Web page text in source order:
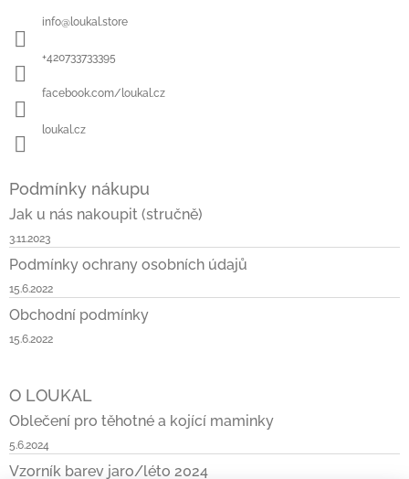
info@loukal.store
+420733733395
facebook.com/loukal.cz
loukal.cz
Podmínky nákupu
Jak u nás nakoupit (stručně)
3.11.2023
Podmínky ochrany osobních údajů
15.6.2022
Obchodní podmínky
15.6.2022
O LOUKAL
Oblečení pro těhotné a kojící maminky
5.6.2024
Vzorník barev jaro/léto 2024